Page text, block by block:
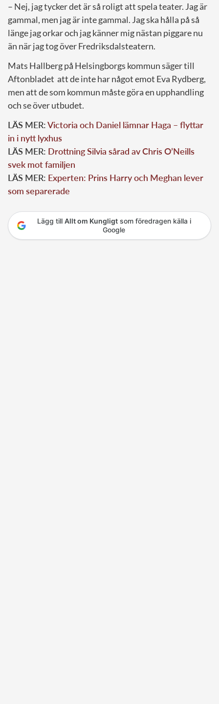
– Nej, jag tycker det är så roligt att spela teater. Jag är
gammal, men jag är inte gammal. Jag ska hålla på så
länge jag orkar och jag känner mig nästan piggare nu
än när jag tog över Fredriksdalsteatern.
Mats Hallberg på Helsingborgs kommun säger till
Aftonbladet att de inte har något emot Eva Rydberg,
men att de som kommun måste göra en upphandling
och se över utbudet.
LÄS MER:Victoria och Daniel lämnar Haga – flyttar
in i nytt lyxhus
LÄS MER: Drottning Silvia sårad av Chris O’Neills
svek mot familjen
LÄS MER: Experten: Prins Harry och Meghan lever
som separerade
Lägg till Allt om Kungligtsom föredragen källa i
Google